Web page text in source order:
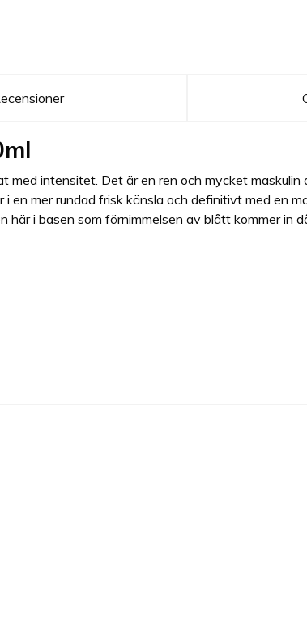
intensitet. Det är en ren och mycket maskulin
mer rundad frisk känsla och definitivt med en
i basen som förnimmelsen av blått kommer in